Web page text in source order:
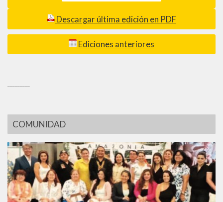
Descargar última edición en PDF
Ediciones anteriores
COMUNIDAD